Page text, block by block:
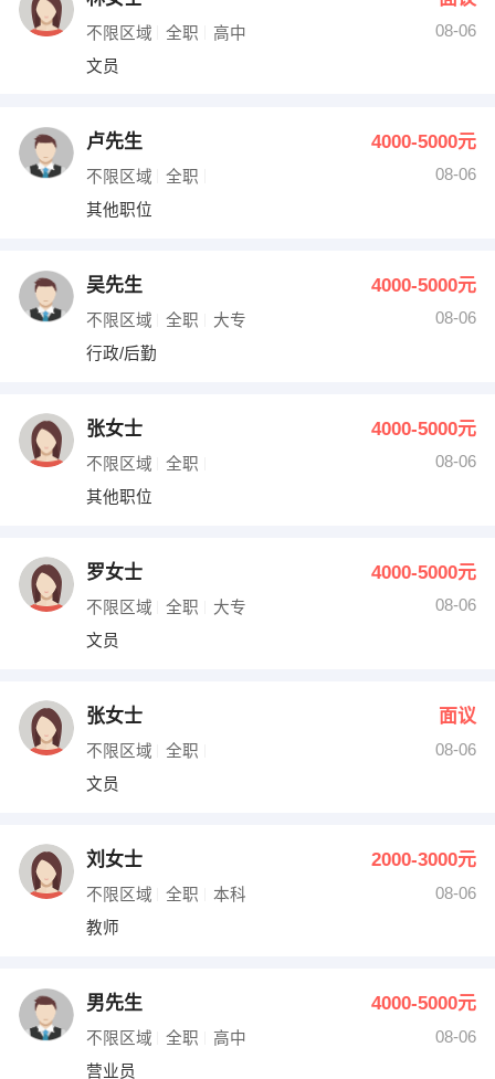
不限区域 全职 高中
08-06
文员
卢先生 4000-5000元
不限区域 全职
08-06
其他职位
吴先生 4000-5000元
不限区域 全职 大专
08-06
行政/后勤
张女士 4000-5000元
不限区域 全职
08-06
其他职位
罗女士 4000-5000元
不限区域 全职 大专
08-06
文员
张女士 面议
不限区域 全职
08-06
文员
刘女士 2000-3000元
不限区域 全职 本科
08-06
教师
男先生 4000-5000元
不限区域 全职 高中
08-06
营业员